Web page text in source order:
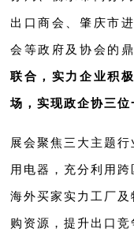
出口商会、肇庆市
会等政府及协会的鼎
联合，实力企业积
场，实现政企协三位
展会聚焦三大主题
用电器，充分利用
海外买家实力工厂
购资源，提升出口